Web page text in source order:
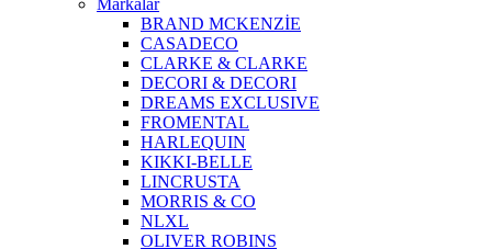
Markalar
BRAND MCKENZİE
CASADECO
CLARKE & CLARKE
DECORI & DECORI
DREAMS EXCLUSIVE
FROMENTAL
HARLEQUIN
KIKKI-BELLE
LINCRUSTA
MORRIS & CO
NLXL
OLIVER ROBINS